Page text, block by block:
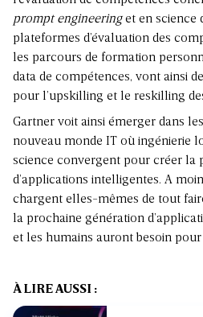
prompt engineeringet en science
plateformes d’évaluation des
les parcours de formation
data de compétences, vont ainsi
pour l’upskilling et le reskilling
Gartner voit ainsi émerger dans
nouveau monde IT où ingénierie
science convergent pour créer la
d’applications intelligentes. A
chargent elles-mêmes de tout
la prochaine génération
et les humains auront besoin
À LIRE AUSSI :